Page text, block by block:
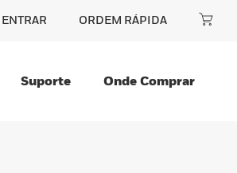
ENTRAR ORDEM RÁPIDA
Suporte Onde Comprar